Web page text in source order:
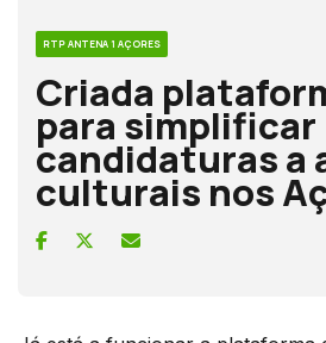
RTP ANTENA 1 AÇORES
Criada
para simplificar
candidaturas a
culturais nos